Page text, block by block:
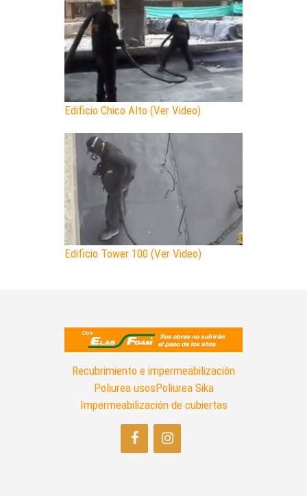
Edificio Chico Alto (Ver Video)
Edificio Tower 100 (Ver Video)
Recubrimiento e impermeabilización
Poliurea usosPoliurea Sika
Impermeabilización de cubiertas